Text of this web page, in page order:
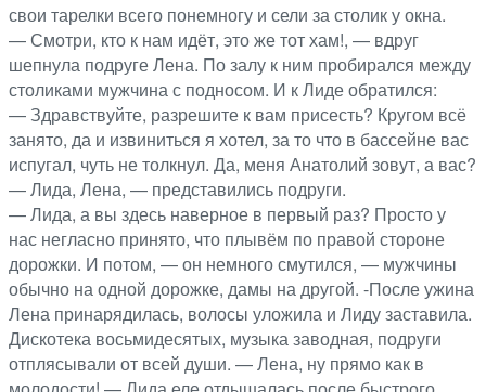
свои тарелки всего понемногу и сели за столик у окна.
— Смотри, кто к нам идёт, это же тот хам!, — вдруг
шепнула подруге Лена. По залу к ним пробирался между
столиками мужчина с подносом. И к Лиде обратился:
— Здравствуйте, разрешите к вам присесть? Кругом всё
занято, да и извиниться я хотел, за то что в бассейне вас
испугал, чуть не толкнул. Да, меня Анатолий зовут, а вас?
— Лида, Лена, — представились подруги.
— Лида, а вы здесь наверное в первый раз? Просто у
нас негласно принято, что плывём по правой стороне
дорожки. И потом, — он немного смутился, — мужчины
обычно на одной дорожке, дамы на другой. -После ужина
Лена принарядилась, волосы уложила и Лиду заставила.
Дискотека восьмидесятых, музыка заводная, подруги
отплясывали от всей души. — Лена, ну прямо как в